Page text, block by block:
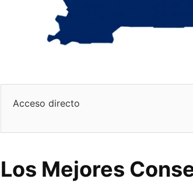
Acceso directo
Los Mejores